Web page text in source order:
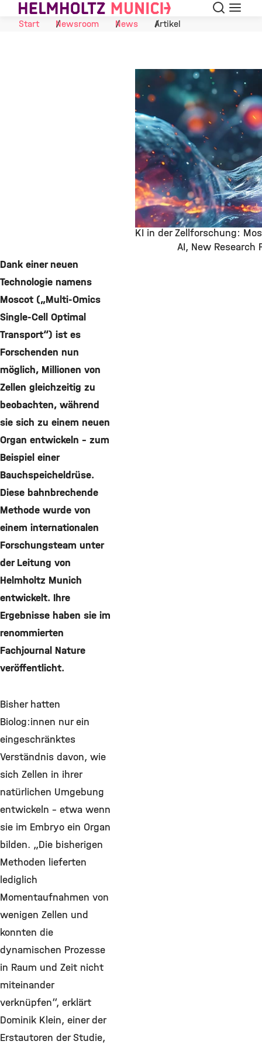
Skip to Content Suche
Start
Newsroom News Artikel
KI in der Zellforschung:
AI New Research
Dank einer neuen
Technologie namens
Moscot („Multi-Omics
Single-Cell Optimal
Transport“) ist es
Forschenden nun
möglich, Millionen von
Zellen gleichzeitig zu
beobachten, während
sie sich zu einem neuen
Organ entwickeln – zum
Beispiel einer
Bauchspeicheldrüse.
Diese bahnbrechende
Methode wurde von
einem internationalen
Forschungsteam unter
der Leitung von
Helmholtz Munich
entwickelt. Ihre
Ergebnisse haben sie im
renommierten
Fachjournal Nature
veröffentlicht.
Bisher hatten
Biolog:innen nur ein
eingeschränktes
Verständnis davon, wie
sich Zellen in ihrer
natürlichen Umgebung
entwickeln – etwa wenn
sie im Embryo ein Organ
bilden. „Die bisherigen
Methoden lieferten
lediglich
Momentaufnahmen von
wenigen Zellen und
konnten die
dynamischen Prozesse
in Raum und Zeit nicht
miteinander
verknüpfen“, erklärt
Dominik Klein, einer der
Erstautoren der Studie,